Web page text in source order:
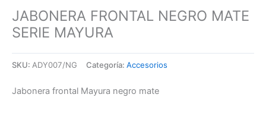
JABONERA FRONTAL NEGRO MATE
SERIE MAYURA
SKU: ADY007/NG Categoría: Accesorios
Jabonera frontal Mayura negro mate